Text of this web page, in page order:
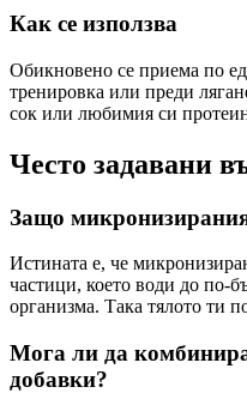
Как се използва
Обикновено се приема по
тренировка или преди
сок или любимия си
Често задавани
Защо
Истината е, че
частици, което води до по-
организма. Така тялото ти
Мога ли да
добавки?